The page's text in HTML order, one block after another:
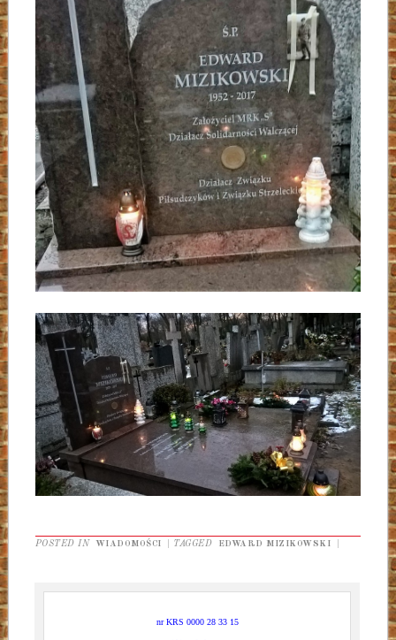
POSTED IN WIADOMOŚCI TAGGED EDWARD MIZIKOWSKI
nr KRS 0000 28 33 15